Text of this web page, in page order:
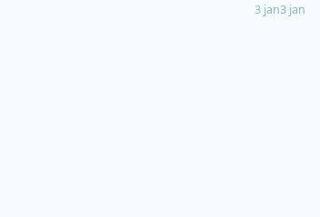
3 jan3 jan